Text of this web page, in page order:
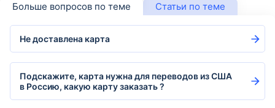
Больше вопросов по теме Статьи по теме
Не доставлена карта
Подскажите, карта нужна для переводов из США
в Россию, какую карту заказать ?